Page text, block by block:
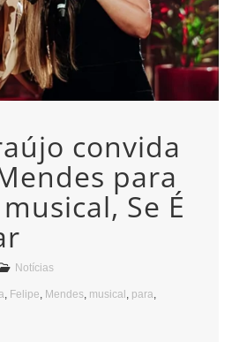
convida
para
Se É
Notícias
Felipe Mendes musical para